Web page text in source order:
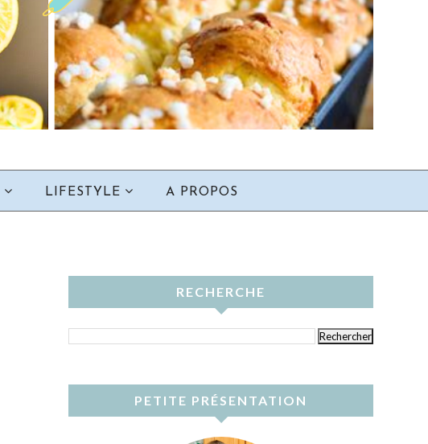
LIFESTYLE A PROPOS
RECHERCHE
PETITE PRÉSENTATION